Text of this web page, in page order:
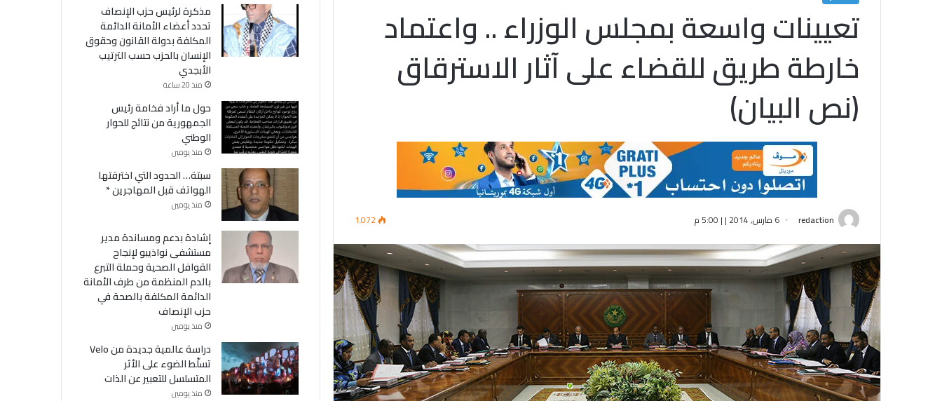
تعيينات واسعة بمجلس الوزراء .. واعتماد
خارطة طريق للقضاء على آثار الاسترقاق
(نص البيان)
redaction 6 مارس, 2014 | | 5:00 م 1٬072
مذكرة لرئيس حزب الإنصاف
تحدد أعضاء الأمانة الدائمة
المكلفة بدولة القانون وحقوق
الإنسان بالحزب حسب الترتيب
الأبجدي
منذ 20 ساعة
حول ما أراد فخامة رئيس
الجمهورية من نتائج للحوار
الوطني
منذ يومين
سبتة… الحدود التي اخترقتها
الهواتف قبل المهاجرين *
منذ يومين
إشادة بدعم ومساندة مدير
مستشفى نواذيبو لإنجاح
القوافل الصحية وحملة التبرع
بالدم المنظمة من طرف الأمانة
الدائمة المكلفة بالصحة في
حزب الإنصاف
منذ يومين
دراسة عالمية جديدة من Velo
تسلّط الضوء على الأثر
المتسلسل للتعبير عن الذات
منذ يومين